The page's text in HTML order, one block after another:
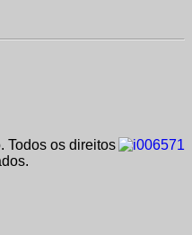
Todos os direitos